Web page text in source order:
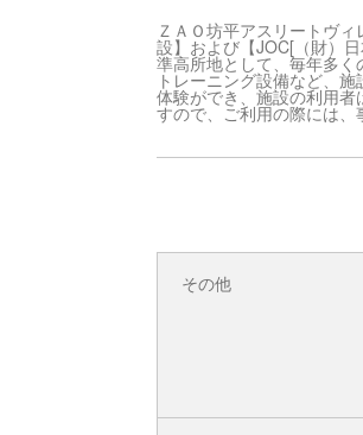
ＺＡＯ坊平アスリートヴ
設】および【JOC[（財）
準高所地として、毎年多
トレーニング設備など、
体験ができ、施設の利用
すので、ご利用の際には、
その他